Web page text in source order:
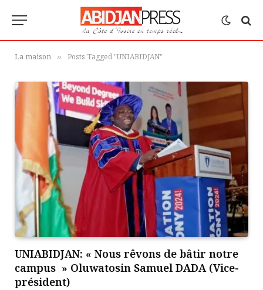
La maison » Posts Tagged "UNIABIDJAN"
UNIABIDJAN: « Nous rêvons de bâtir notre
campus » Oluwatosin Samuel DADA (Vice-
président)